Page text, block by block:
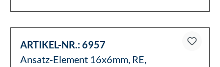
ARTIKEL-NR.:6957
Ansatz-Element 16x6mm, RE,